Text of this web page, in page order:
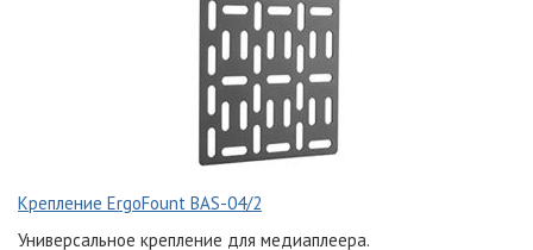
Крепление ErgoFount BAS-04/2
Универсальное крепление для медиаплеера.